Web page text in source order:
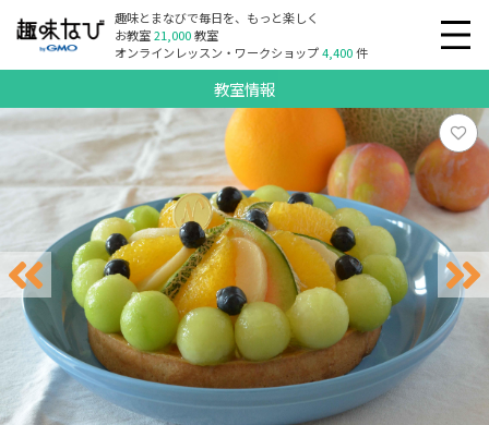
趣味とまなびで毎日を、もっと楽しく
お教室21,000教室
オンラインレッスン・ワークショップ4,400件
教室情報